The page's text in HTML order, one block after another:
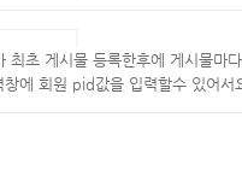
초 게시물 등록한후에 게시물마
요? 확인해야 입력